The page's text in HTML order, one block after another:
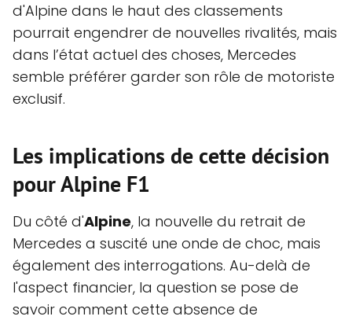
d'Alpine dans le haut des classements
pourrait engendrer de nouvelles rivalités, mais
dans l’état actuel des choses, Mercedes
semble préférer garder son rôle de motoriste
exclusif.
Les implications de cette décision
pour Alpine F1
Du côté d'Alpine, la nouvelle du retrait de
Mercedes a suscité une onde de choc, mais
également des interrogations. Au-delà de
l'aspect financier, la question se pose de
savoir comment cette absence de